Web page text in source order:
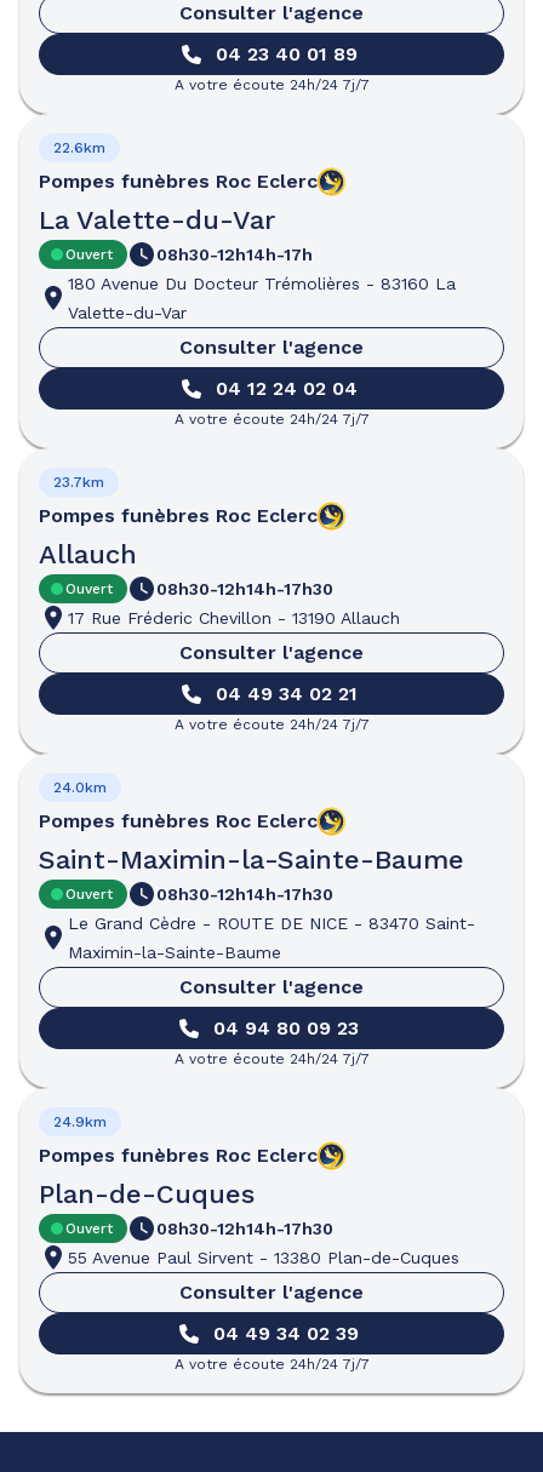
Consulter l'agence
04 23 40 01 89
A votre écoute 24h/24 7j/7
Pompes funèbres Roc Eclerc
La Valette-du-Var
22.6km
Ouvert 08h30-12h14h-17h
180 Avenue Du Docteur Trémolières - 83160 La
Valette-du-Var
Consulter l'agence
04 12 24 02 04
A votre écoute 24h/24 7j/7
Pompes funèbres Roc Eclerc
Allauch
23.7km
Ouvert 08h30-12h14h-17h30
17 Rue Fréderic Chevillon - 13190 Allauch
Consulter l'agence
04 49 34 02 21
A votre écoute 24h/24 7j/7
Pompes funèbres Roc Eclerc
Saint-Maximin-la-Sainte-Baume
24.0km
Ouvert 08h30-12h14h-17h30
Le Grand Cèdre - ROUTE DE NICE - 83470 Saint-
Maximin-la-Sainte-Baume
Consulter l'agence
04 94 80 09 23
A votre écoute 24h/24 7j/7
Pompes funèbres Roc Eclerc
Plan-de-Cuques
24.9km
Ouvert 08h30-12h14h-17h30
55 Avenue Paul Sirvent - 13380 Plan-de-Cuques
Consulter l'agence
04 49 34 02 39
A votre écoute 24h/24 7j/7